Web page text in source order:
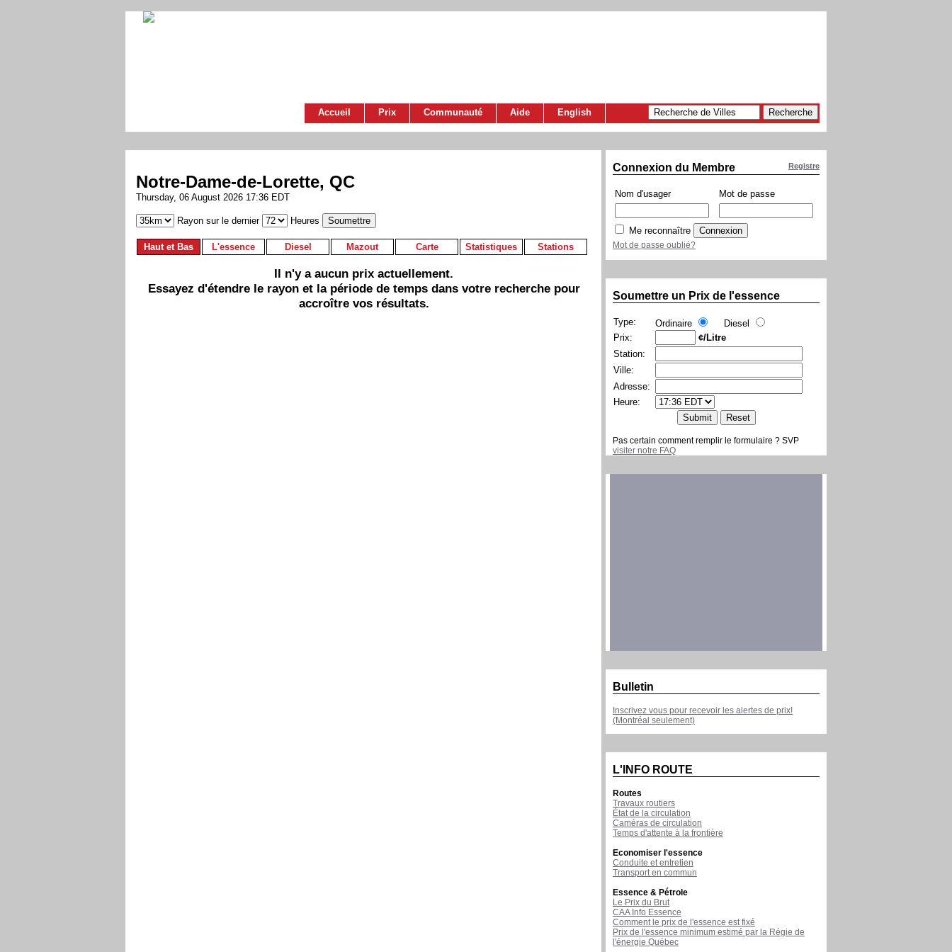
Accueil Prix Communauté Aide English
Notre-Dame-de-Lorette, QC
Thursday, 06 August 2026 17:36 EDT
Rayon sur le dernier Heures
Haut et Bas L'essence Diesel Mazout Carte Statistiques Stations
Il n'y a aucun prix actuellement.
Essayez d'étendre le rayon et la période de temps dans votre recherche pour
accroître vos résultats.
Registre
Connexion du Membre
Nom d'usager Mot de passe
Me reconnaître
Mot de passe oublié?
Soumettre un Prix de l'essence
Type: Ordinaire
Diesel
Prix:
¢/Litre
Station:
Ville:
Adresse:
Heure:
Pas certain comment remplir le formulaire ? SVP
visiter notre FAQ
Bulletin
Inscrivez vous pour recevoir les alertes de prix!
(Montréal seulement)
L'INFO ROUTE
Routes
Travaux routiers
État de la circulation
Caméras de circulation
Temps d'attente à la frontière
Economiser l'essence
Conduite et entretien
Transport en commun
Essence & Pétrole
Le Prix du Brut
CAA Info Essence
Comment le prix de l'essence est fixé
Prix de l'essence minimum estimé par la Régie de
l'énergie Québec